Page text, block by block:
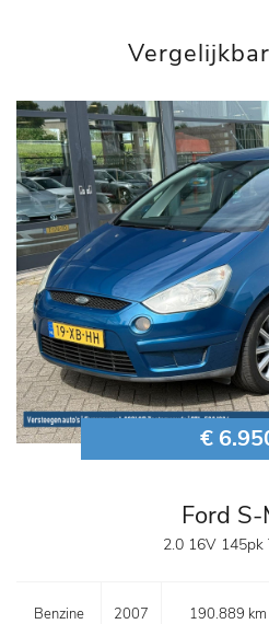
€
Ford
2.0 16V 145pk
Benzine 2007 190.889 km